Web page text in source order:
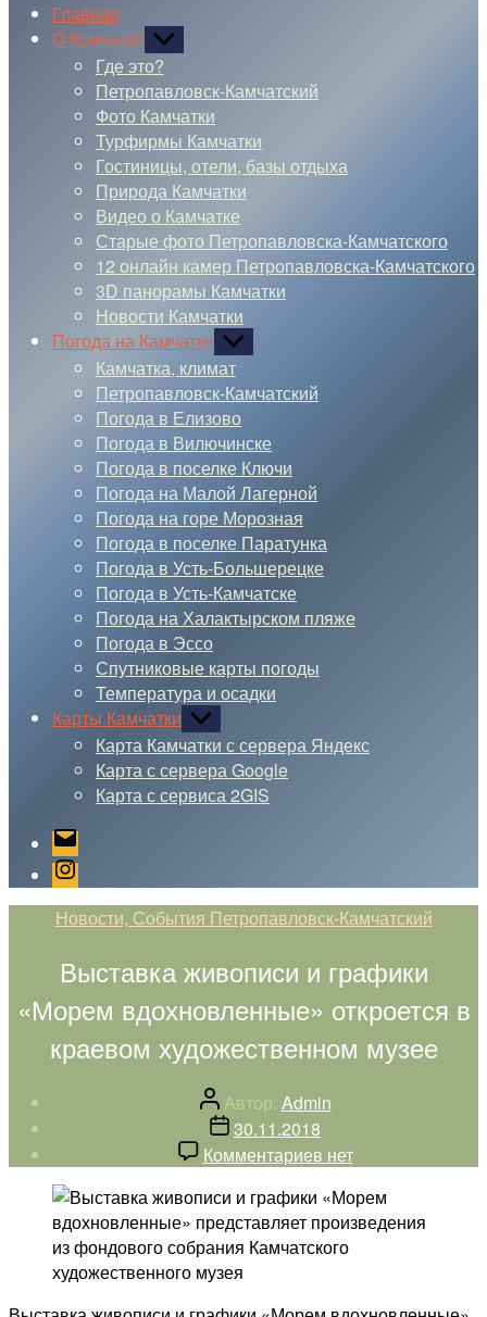
Главная
О Камчатке Показывать
подменю
Где это?
Петропавловск-Камчатский
Фото Камчатки
Турфирмы Камчатки
Гостиницы, отели, базы отдыха
Природа Камчатки
Видео о Камчатке
Старые фото Петропавловска-Камчатского
12 онлайн камер Петропавловска-Камчатского
3D панорамы Камчатки
Новости Камчатки
Погода на Камчатке Показывать
подменю
Камчатка, климат
Петропавловск-Камчатский
Погода в Елизово
Погода в Вилючинске
Погода в поселке Ключи
Погода на Малой Лагерной
Погода на горе Морозная
Погода в поселке Паратунка
Погода в Усть-Большерецке
Погода в Усть-Камчатске
Погода на Халактырском пляже
Погода в Эссо
Спутниковые карты погоды
Температура и осадки
Карты Камчатки Показывать
подменю
Карта Камчатки с сервера Яндекс
Карта с сервера Google
Карта с сервиса 2GIS
Email
Instagram
Рубрики
Новости, События Петропавловск-Камчатский
Выставка живописи и графики
«Морем вдохновленные» откроется в
краевом художественном музее
Автор
записи
Автор: Admin
Дата
записи
30.11.2018
Комментариевк
Выставка
живописи
и
нет